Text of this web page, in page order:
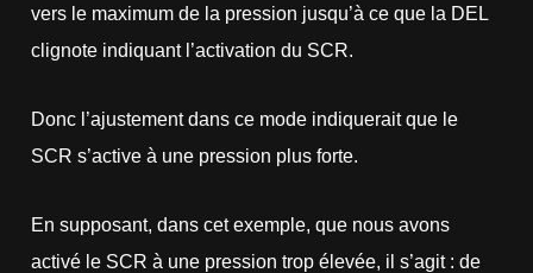
vers le maximum de la pression jusqu’à ce que la DEL
clignote indiquant l’activation du SCR.
Donc l’ajustement dans ce mode indiquerait que le
SCR s’active à une pression plus forte.
En supposant, dans cet exemple, que nous avons
activé le SCR à une pression trop élevée, il s’agit : de